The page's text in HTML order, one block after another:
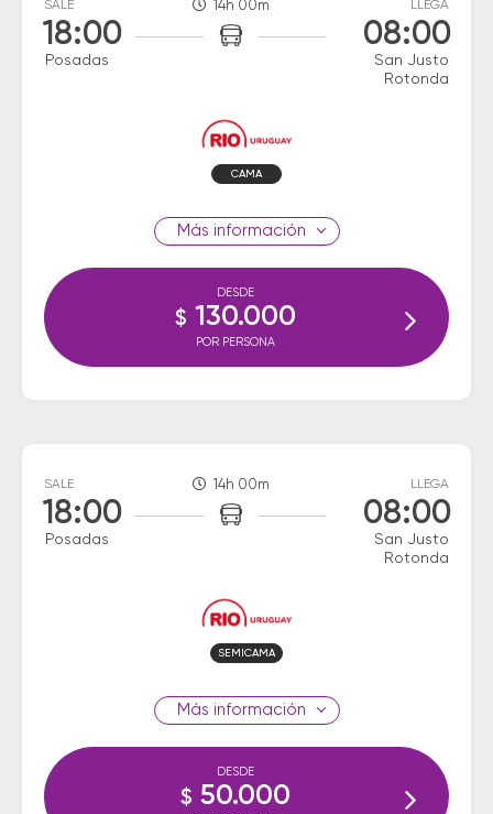
SALE
18:00
Posadas
14h 00m LLEGA
08:00
San Justo
Rotonda
CAMA
información
DESDE
$ 130.000
POR PERSONA
SALE
18:00
Posadas
14h 00m LLEGA
08:00
San Justo
Rotonda
SEMICAMA
información
DESDE
$ 50.000